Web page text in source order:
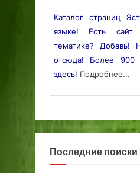
Каталог страниц
языке! Есть сайт
тематике? Добавь!
отсюда! Более 900
здесь! Подробнее...
Последние поиски